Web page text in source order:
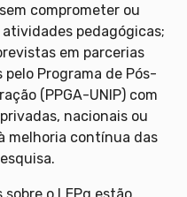
comprometer ou
pedagógicas;
em parcerias
Programa de Pós-
(PPGA-UNIP) com
nacionais ou
melhoria contínua das